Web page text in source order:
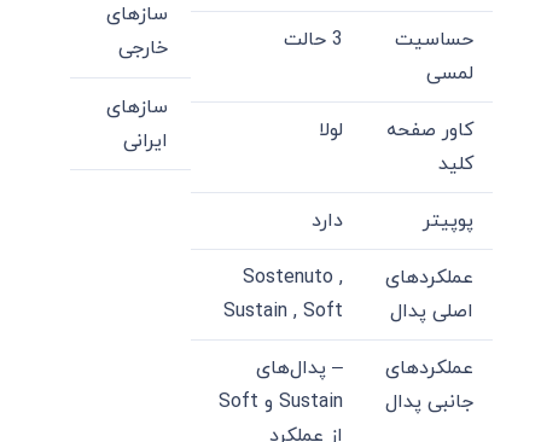
حساسیت
لمسی
3 حالت
کاور صفحه
کلید
لولا
پوپیتر دارد
عملکردهای
اصلی پدال
Sostenuto ,
Sustain , Soft
عملکردهای
جانبی پدال
– پدال‌های
Sustain و Soft
از عملکرد
سازهای
خارجی
سازهای
ایرانی